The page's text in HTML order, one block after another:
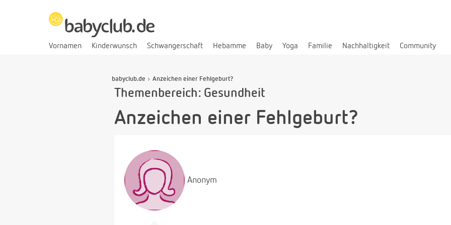
Vornamen Kinderwunsch Schwangerschaft Hebamme Baby Yoga Familie Nachhaltigkeit Community
babyclub.de Anzeichen einer Fehlgeburt?
Themenbereich: Gesundheit
Anzeichen einer Fehlgeburt?
Anonym